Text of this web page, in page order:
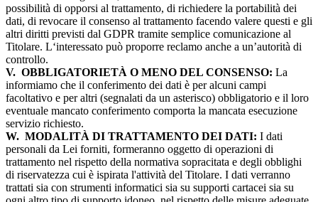
possibilità di opporsi al trattamento, di richiedere la portabilità dei
dati, di revocare il consenso al trattamento facendo valere questi e gli
altri diritti previsti dal GDPR tramite semplice comunicazione al
Titolare. L‘interessato può proporre reclamo anche a un’autorità di
controllo.
V. OBBLIGATORIETÀ O MENO DEL CONSENSO: La
informiamo che il conferimento dei dati è per alcuni campi
facoltativo e per altri (segnalati da un asterisco) obbligatorio e il loro
eventuale mancato conferimento comporta la mancata esecuzione
servizio richiesto.
W. MODALITÀ DI TRATTAMENTO DEI DATI: I dati
personali da Lei forniti, formeranno oggetto di operazioni di
trattamento nel rispetto della normativa sopracitata e degli obblighi
di riservatezza cui è ispirata l'attività del Titolare. I dati verranno
trattati sia con strumenti informatici sia su supporti cartacei sia su